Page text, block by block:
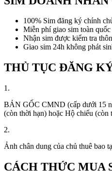
100% Sim đăng ký chính
Miễn phí giao sim toàn quốc
Nhận sim được kiểm tra
Giao sim 24h không phát
THỦ TỤC ĐĂNG
1.
BẢN GỐC CMND (cấp dưới 15
(còn thời hạn) hoặc Hộ chiếu (còn
2.
Ảnh chân dung của chủ thuê bao
CÁCH THỨC MUA